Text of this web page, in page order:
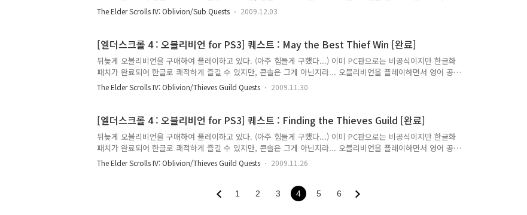
부를 하고 있다. 어디 물어볼 곳도 마땅치 않고 하여 이곳에 적으니 틀리게 번역된 부분은 제가 배울 수 있도록
가르쳐주시면 감사하겠습니다. 실제 게임을 플레이하면서 저널이 업데이트된 순서대로 적는다. 주로 저널에 등록
------------------------------------- Seeking Your Roots [진행] I've ..
The Elder Scrolls IV: Oblivion/Sub Quests 2009.12.03
[엘더스크롤 4 : 오블리비언 for PS3] 퀘스트 : May the Best Thief Win [완료]
뒤늦게 오블리비언을 구매하여 플레이하고 있다. (아주 힘들게 구했다...) 이미 PC판으로는 비공식이지만 한글화
패치가 완료되어 한글로 쾌적하게 즐길 수 있지만, 콘솔은 그게 아닌지라... 오블리비언을 플레이하면서 영어 공
부를 하고 있다. 어디 물어볼 곳도 마땅치 않고 하여 이곳에 적으니 틀리게 번역된 부분은 제가 배울 수 있도록
가르쳐주시면 감사하겠습니다. 실제 게임을 플레이하면서 저널이 업데이트된 순서대로 적는다. 주로 저널에 등록
------------------------------------- May the Best Thief Win [완료] I..
The Elder Scrolls IV: Oblivion/Thieves Guild Quests 2009.11.30
[엘더스크롤 4 : 오블리비언 for PS3] 퀘스트 : Finding the Thieves Guild [완료]
뒤늦게 오블리비언을 구매하여 플레이하고 있다. (아주 힘들게 구했다...) 이미 PC판으로는 비공식이지만 한글화
패치가 완료되어 한글로 쾌적하게 즐길 수 있지만, 콘솔은 그게 아닌지라... 오블리비언을 플레이하면서 영어 공
부를 하고 있다. 어디 물어볼 곳도 마땅치 않고 하여 이곳에 적으니 틀리게 번역된 부분은 제가 배울 수 있도록
가르쳐주시면 감사하겠습니다. 실제 게임을 플레이하면서 저널이 업데이트된 순서대로 적는다. 주로 저널에 등록
------------------------------------- Finding the Thieves Guild [완료..
The Elder Scrolls IV: Oblivion/Thieves Guild Quests 2009.11.26
1 2 3 4 5 6